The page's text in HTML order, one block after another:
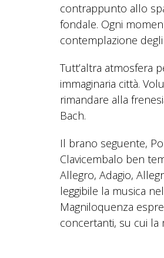
contrappunto allo
fondale. Ogni
contemplazione
Tutt’altra atmosfera
immaginaria città.
rimandare alla
Bach.
Il brano seguente,
Clavicembalo ben
Allegro, Adagio,
leggibile la musica
Magniloquenza
concertanti, su cui la